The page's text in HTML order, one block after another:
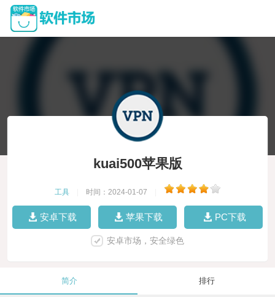
kuai500苹果版
工具 时间：2024-01-07
安卓下载 苹果下载 PC下载
安卓市场，安全绿色
简介 排行